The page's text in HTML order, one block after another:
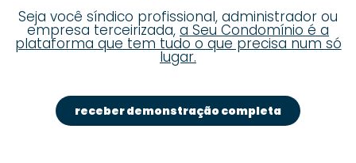
Seja você síndico profissional, administrador ou
empresa terceirizada, a Seu Condomínio é a
plataforma que tem tudo o que precisa num só
lugar.
receber demonstração completa